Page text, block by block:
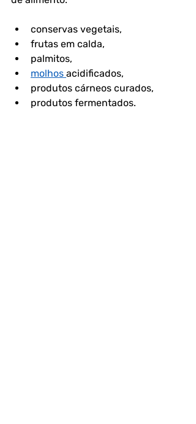
conservas vegetais,
frutas em calda,
palmitos,
molhos acidificados,
produtos cárneos curados,
produtos fermentados.